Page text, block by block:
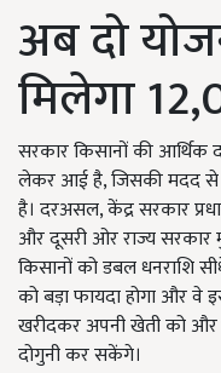
अब दो
मिलेगा
सरकार किसानों की आर्थिक
लेकर आई है, जिसकी मदद से
है। दरअसल, केंद्र सरकार
और दूसरी ओर राज्य सरकार
किसानों को डबल धनराशि
को बड़ा फायदा होगा और
खरीदकर अपनी खेती को
दोगुनी कर सकेंगे।